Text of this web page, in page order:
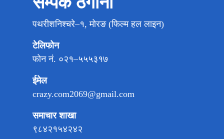
पथरीशनिश्चरे–१, मोरङ (फिल्म हल लाइन)
टेलिफोन
फोन नं. ०२१–५५५३१७
ईमेल
crazy.com2069@gmail.com
समाचार शाखा
९८४२१५४२४२